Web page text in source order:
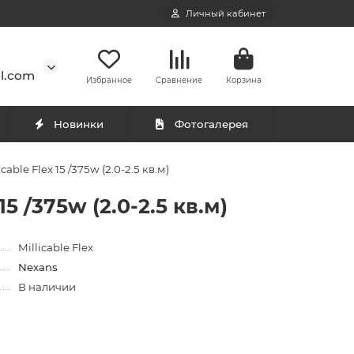
Личный кабинет
Избранное Сравнение Корзина
Новинки Фотогалерея
Flex 15 /375w (2.0-2.5 кв.м)
/375w (2.0-2.5 кв.м)
Millicable Flex
Nexans
В наличии